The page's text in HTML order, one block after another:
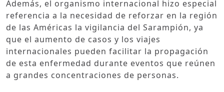
Además, el organismo internacional hizo especial
referencia a la necesidad de reforzar en la región
de las Américas la vigilancia del Sarampión, ya
que el aumento de casos y los viajes
internacionales pueden facilitar la propagación
de esta enfermedad durante eventos que reúnen
a grandes concentraciones de personas.